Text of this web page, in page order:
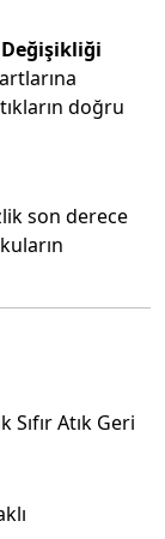
doğru
son derece
Sıfır Atık Geri